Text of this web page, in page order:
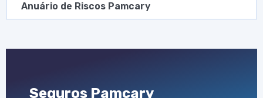
Anuário de Riscos Pamcary
Seguros Pamcary